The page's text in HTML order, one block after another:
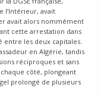
l’Intérieur, avait
avait alors nommément
cette arrestation dans
les deux capitales.
en Algérie, tandis
réciproques et sans
côté, plongeant
prolongé de plusieurs